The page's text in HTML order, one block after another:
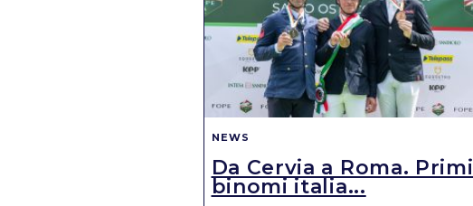
NEWS
Da Cervia a Roma. Primi
binomi italia...